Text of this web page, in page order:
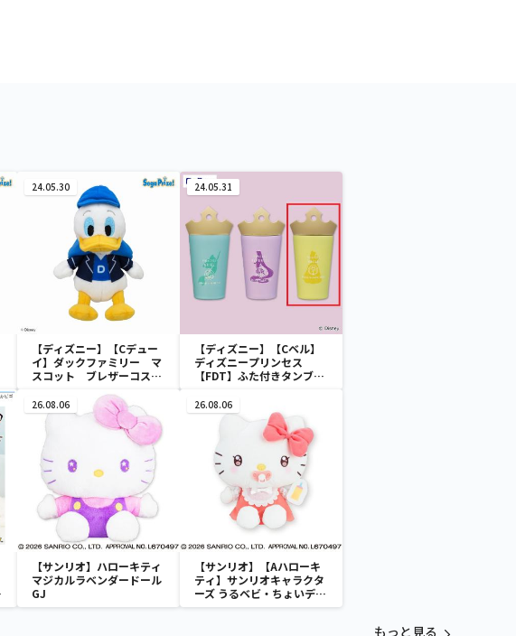
24.05.30
【ディズニー】【Cデュー
イ】ダックファミリー マ
スコット ブレザーコスチ
24.05.31
【ディズニー】【Cベル】
ディズニープリンセス
【FDT】ふた付きタンブラ
26.08.06
【サンリオ】ハローキティ
マジカルラベンダードール
GJ
26.08.06
【サンリオ】【Aハローキ
ティ】サンリオキャラクタ
ーズ うるベビ・ちょいデカ
ドール
もっと見る